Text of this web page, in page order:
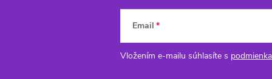
Email
Vložením e-mailu súhlasíte s